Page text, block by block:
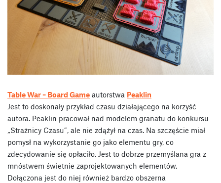
Table War – Board Game autorstwa Peaklin
Jest to doskonały przykład czasu działającego na korzyść
autora. Peaklin pracował nad modelem granatu do konkursu
„Strażnicy Czasu”, ale nie zdążył na czas. Na szczęście miał
pomysł na wykorzystanie go jako elementu gry, co
zdecydowanie się opłaciło. Jest to dobrze przemyślana gra z
mnóstwem świetnie zaprojektowanych elementów.
Dołączona jest do niej również bardzo obszerna